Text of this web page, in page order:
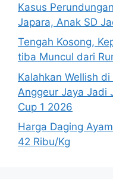
Kasus
Japara, Anak SD
Tengah Kosong,
tiba Muncul dari
Kalahkan Wellish
Anggeur Jaya Jadi
Cup 1 2026
Harga Daging
42 Ribu/Kg